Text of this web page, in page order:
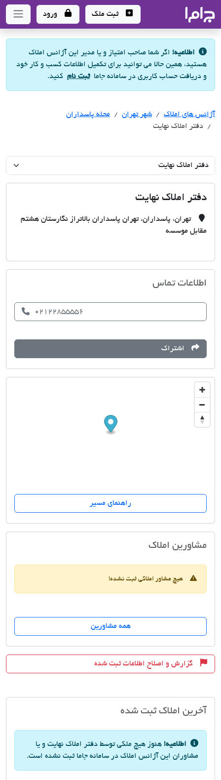
- سامانه جامع املاک و مشاورین املاک
ثبت ملک ورود
اطلاعیه! اگر شما صاحب امتیاز و یا مدیر این آژانس املاک
هستید، همین حالا می توانید برای تکمیل اطلاعات کسب و کار خود
و دریافت حساب کاربری در سامانه جاماثبت نام کنید.
آژانس های املاک آژانس های املاک
شهر تهران آژانس های املاک
محله پاسداران
دفتر املاک نهایت
دفتر املاک نهایت
تهران، پاسداران، تهران پاسداران بالاتراز نگارستان هشتم
مقابل موسسه
اطلاعات تماس
02122855556
اشتراک
راهنمای مسیر
مشاورین املاکدفتر املاک نهایت
هیچ مشاور املاکی ثبت نشده!
همه مشاورین
گزارش و اصلاح اطلاعات ثبت شده
آخرین املاک ثبت شده
اطلاعیه! هنوز هیچ ملکی توسط دفتر املاک نهایت و یا
مشاوران این آژانس املاک در سامانه جاما ثبت نشده است.